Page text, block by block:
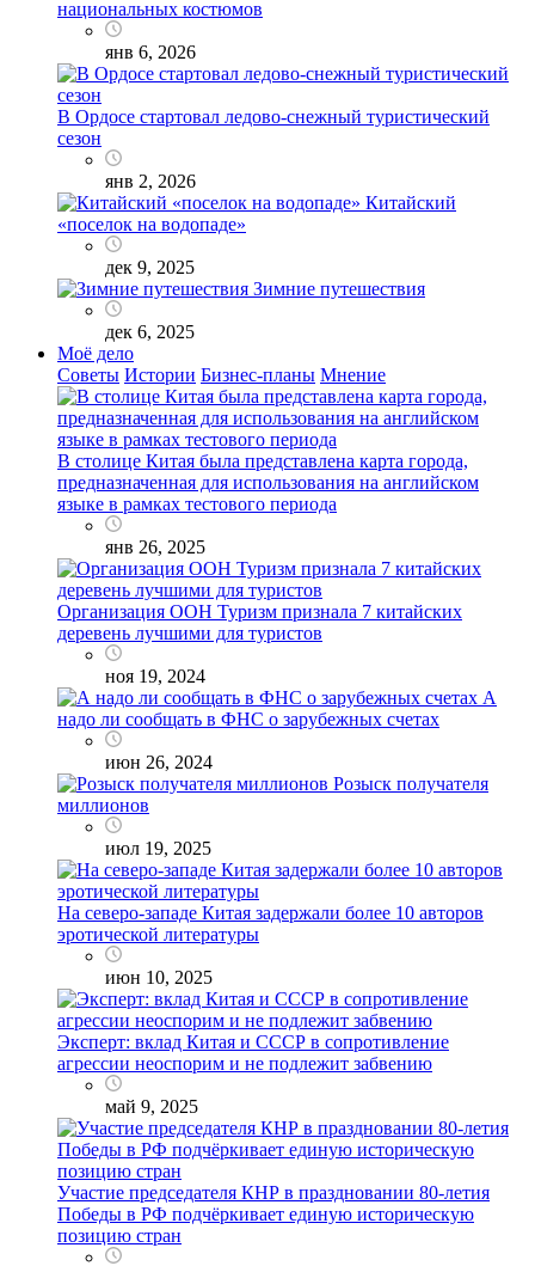
национальных костюмов
янв 6, 2026
В Ордосе стартовал ледово-снежный туристический
сезон
янв 2, 2026
Китайский
«поселок на водопаде»
дек 9, 2025
Зимние путешествия
дек 6, 2025
Моё дело
Советы Истории Бизнес-планы Мнение
В столице Китая была представлена карта города,
предназначенная для использования на английском
языке в рамках тестового периода
янв 26, 2025
Организация ООН Туризм признала 7 китайских
деревень лучшими для туристов
ноя 19, 2024
А
надо ли сообщать в ФНС о зарубежных счетах
июн 26, 2024
Розыск получателя
миллионов
июл 19, 2025
На северо-западе Китая задержали более 10 авторов
эротической литературы
июн 10, 2025
Эксперт: вклад Китая и СССР в сопротивление
агрессии неоспорим и не подлежит забвению
май 9, 2025
Участие председателя КНР в праздновании 80-летия
Победы в РФ подчёркивает единую историческую
позицию стран